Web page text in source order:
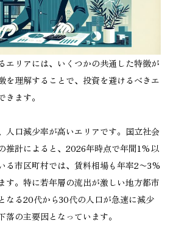
エリアには、いくつかの共通した特徴が
を理解することで、投資を避けるべきエ
きます。
人口減少率が高いエリアです。国立社会
推計によると、2026年時点で年間1%以
る市区町村では、賃料相場も年率2〜3%
す。特に若年層の流出が激しい地方都市
なる20代から30代の人口が急速に減少
落の主要因となっています。